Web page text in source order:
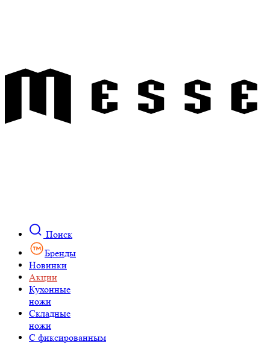
Поиск
Бренды
Новинки
Акции
Кухонные
ножи
Складные
ножи
C фиксированным